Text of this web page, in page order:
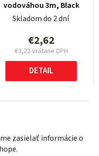
vodováhou 3m, Black
Skladom do 2 dní
€2,62
€3,22 vrátane DPH
Jednotková
cena:
DETAIL
zasielať informácie o